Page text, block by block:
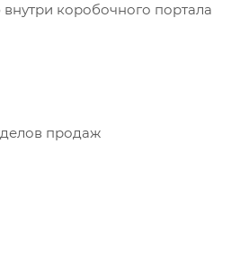
коробочного портала
продаж